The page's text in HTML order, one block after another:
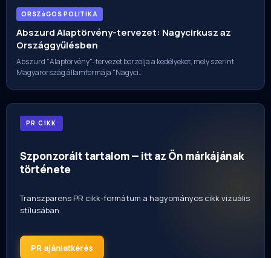
ORSZáGOS POLITIKA
Abszurd Alaptörvény-tervezet: Nagycirkusz az
Országgyűlésben
Abszurd "Alaptörvény"-tervezet borzolja a kedélyeket, mely szerint
Magyarország államformája "Nagyci…
PR CIKK
Szponzorált tartalom — itt az Ön márkájának
története
Transzparens PR cikk-formátum a hagyományos cikk vizuális
stílusában.
PR ajánlatkérés